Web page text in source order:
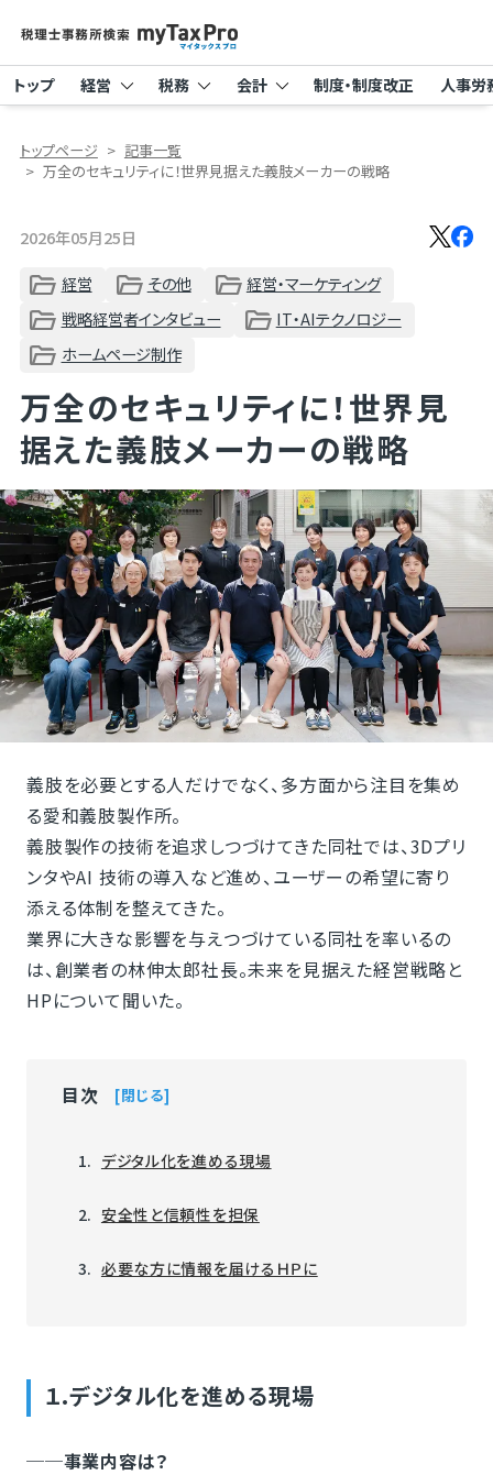
トップ 経営 税務 会計 制度・制度改正 人事労
トップページ
記事一覧
万全のセキュリティに！世界見据えた義肢メーカーの戦略
2026年05月25日
経営
その他
経営・マーケティング
戦略経営者インタビュー
IT・AIテクノロジー
ホームページ制作
万全のセキュリティに！世界見
据えた義肢メーカーの戦略
義肢を必要とする人だけでなく、多方面から注目を集め
る愛和義肢製作所。
義肢製作の技術を追求しつづけてきた同社では、3Dプリ
ンタやAI 技術の導入など進め、ユーザーの希望に寄り
添える体制を整えてきた。
業界に大きな影響を与えつづけている同社を率いるの
は、創業者の林伸太郎社長。未来を見据えた経営戦略と
HPについて聞いた。
目次 閉じる
デジタル化を進める現場
安全性と信頼性を担保
必要な方に情報を届けるＨＰに
１.デジタル化を進める現場
──事業内容は？